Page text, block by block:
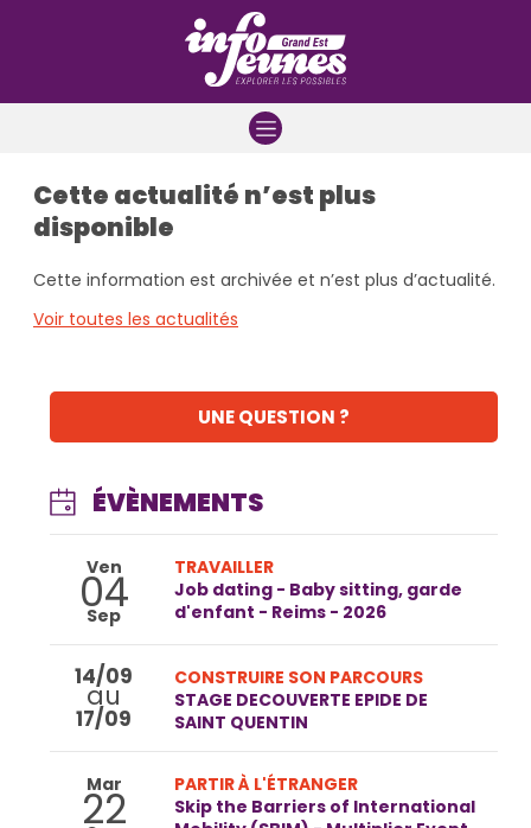
Cette actualité n’est plus
disponible
Cette information est archivée et n’est plus d’actualité.
Voir toutes les actualités
UNE QUESTION ?
ÉVÈNEMENTS
Ven
04
Sep
TRAVAILLER
Job dating - Baby sitting, garde
d'enfant - Reims - 2026
14/09
au
17/09
CONSTRUIRE SON PARCOURS
STAGE DECOUVERTE EPIDE DE
SAINT QUENTIN
Mar
22
PARTIR À L'ÉTRANGER
Skip the Barriers of International